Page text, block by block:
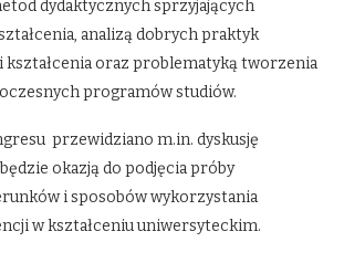
dydaktycznych sprzyjających
analizą dobrych praktyk
kształcenia oraz problematyką tworzenia
programów studiów.
przewidziano m.in. dyskusję
okazją do podjęcia próby
i sposobów wykorzystania
w kształceniu uniwersyteckim.